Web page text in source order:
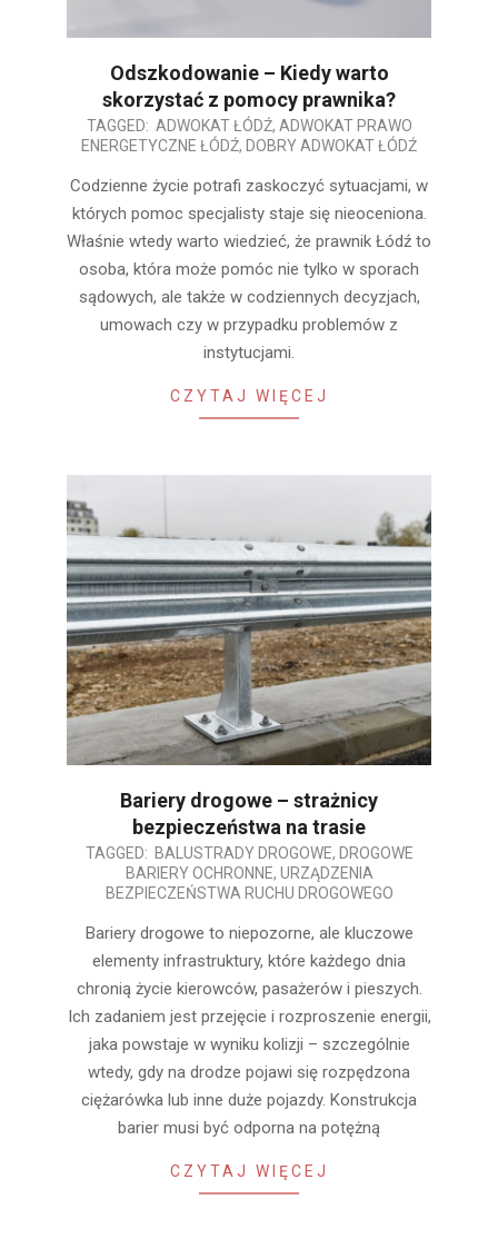
Odszkodowanie – Kiedy warto
skorzystać z pomocy prawnika?
2025-
08-
07
TAGGED: ADWOKAT ŁÓDŹ, ADWOKAT PRAWO
ENERGETYCZNE ŁÓDŹ, DOBRY ADWOKAT ŁÓDŹ
Codzienne życie potrafi zaskoczyć sytuacjami, w
których pomoc specjalisty staje się nieoceniona.
Właśnie wtedy warto wiedzieć, że prawnik Łódź to
osoba, która może pomóc nie tylko w sporach
sądowych, ale także w codziennych decyzjach,
umowach czy w przypadku problemów z
instytucjami.
CZYTAJ WIĘCEJ
Bariery drogowe – strażnicy
bezpieczeństwa na trasie
2025-
TAGGED: BALUSTRADY DROGOWE, DROGOWE
BARIERY OCHRONNE, URZĄDZENIA
BEZPIECZEŃSTWA RUCHU DROGOWEGO
Bariery drogowe to niepozorne, ale kluczowe
elementy infrastruktury, które każdego dnia
chronią życie kierowców, pasażerów i pieszych.
Ich zadaniem jest przejęcie i rozproszenie energii,
jaka powstaje w wyniku kolizji – szczególnie
wtedy, gdy na drodze pojawi się rozpędzona
ciężarówka lub inne duże pojazdy. Konstrukcja
barier musi być odporna na potężną
CZYTAJ WIĘCEJ